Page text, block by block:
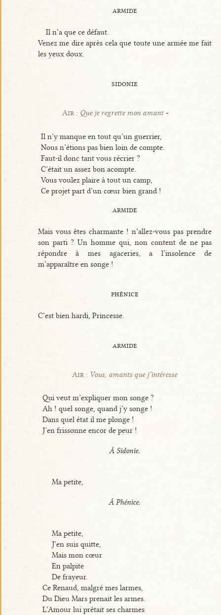
armide
Il n’a que ce défaut.
Venez me dire après cela que toute une armée me fait
les yeux doux.
sidonie
Air : Que je regrette mon amant
Il n’y manque en tout qu’un guerrier,
Nous n’étions pas bien loin de compte.
Faut-il donc tant vous récrier ?
C’était un assez bon acompte.
Vous voulez plaire à tout un camp,
Ce projet part d’un cœur bien grand !
armide
Mais vous êtes charmante ! n’allez-vous pas prendre
son parti ? Un homme qui, non content de ne pas
répondre à mes agaceries, a l’insolence de
m’apparaître en songe !
phénice
C’est bien hardi, Princesse.
armide
Air : Vous, amants que j’intéresse
Qui veut m’expliquer mon songe ?
Ah ! quel songe, quand j’y songe !
Dans quel état il me plonge !
J’en frissonne encor de peur !
À Sidonie.
Ma petite,
À Phénice.
Ma petite,
J’en suis quitte,
Mais mon cœur
En palpite
De frayeur.
Ce Renaud, malgré mes larmes,
Du Dieu Mars prenait les armes.
L’Amour lui prêtait ses charmes